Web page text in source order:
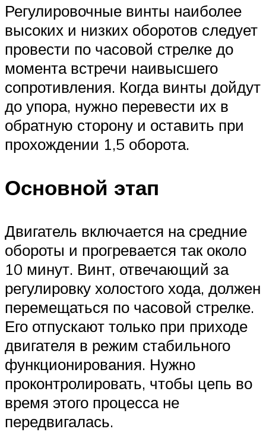
Регулировочные винты наиболее
высоких и низких оборотов следует
провести по часовой стрелке до
момента встречи наивысшего
сопротивления. Когда винты дойдут
до упора, нужно перевести их в
обратную сторону и оставить при
прохождении 1,5 оборота.
Основной этап
Двигатель включается на средние
обороты и прогревается так около
10 минут. Винт, отвечающий за
регулировку холостого хода, должен
перемещаться по часовой стрелке.
Его отпускают только при приходе
двигателя в режим стабильного
функционирования. Нужно
проконтролировать, чтобы цепь во
время этого процесса не
передвигалась.